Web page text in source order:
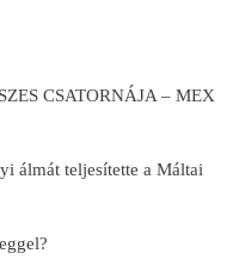
CSATORNÁJA – MEX
álmát teljesítette a Máltai